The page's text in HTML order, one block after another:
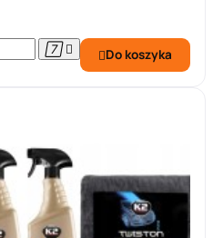
  Do koszyka